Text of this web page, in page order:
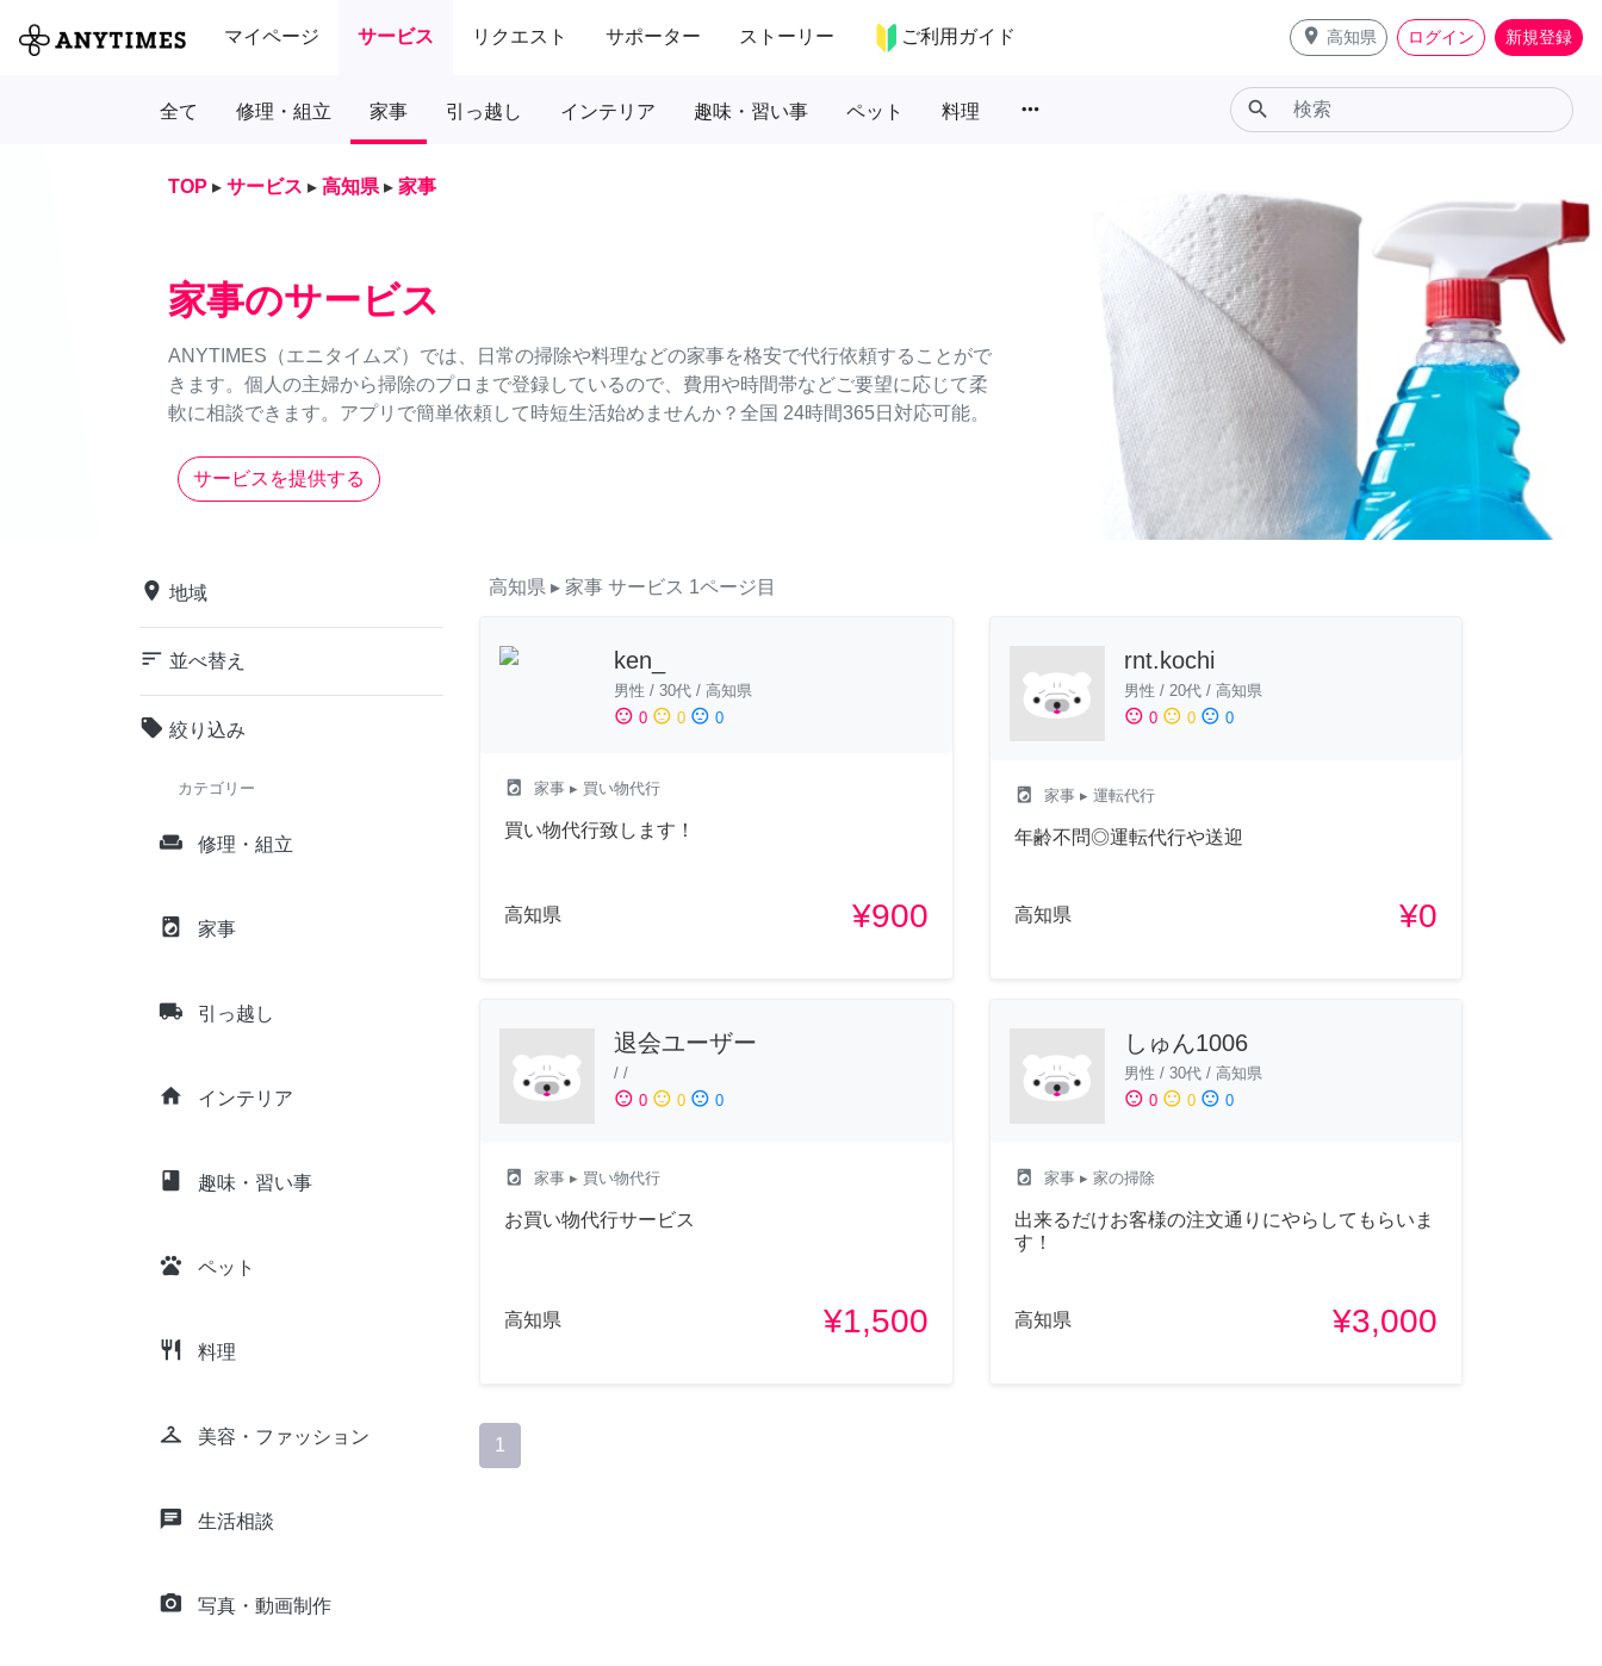
マイページ サービス リクエスト サポーター ストーリー ご利用ガイド place 高知県 ログイン 新規登録
全て 修理・組立 家事 引っ越し インテリア 趣味・習い事 ペット 料理 more_horiz search
TOP ▸ サービス ▸ 高知県 ▸ 家事
家事のサービス
ANYTIMES（エニタイムズ）では、日常の掃除や料理などの家事を格安で代行依頼することがで
きます。個人の主婦から掃除のプロまで登録しているので、費用や時間帯などご要望に応じて柔
軟に相談できます。アプリで簡単依頼して時短生活始めませんか？全国 24時間365日対応可能。
サービスを提供する
place 地域
sort 並べ替え
local_offer 絞り込み
カテゴリー
weekend 修理・組立
local_laundry_service 家事
local_shipping 引っ越し
home インテリア
class 趣味・習い事
pets ペット
restaurant 料理
checkroom 美容・ファッション
chat 生活相談
camera_alt 写真・動画制作
高知県 ▸ 家事 サービス 1ページ目
ken_
男性 / 30代 / 高知県
sentiment_satisfied 0 sentiment_neutral 0 sentiment_dissatisfied 0
local_laundry_service 家事 ▸ 買い物代行
買い物代行致します！
高知県 ¥900
rnt.kochi
男性 / 20代/ 高知県
sentiment_satisfied 0 sentiment_neutral 0 sentiment_dissatisfied 0
local_laundry_service 家事▸ 運転代行
年齢不問◎運転代行や送迎
高知県 ¥0
退会ユーザー
/ /
sentiment_satisfied 0 sentiment_neutral 0 sentiment_dissatisfied 0
local_laundry_service 家事 ▸ 買い物代行
お買い物代行サービス
高知県 ¥1,500
しゅん1006
男性 / 30代/ 高知県
sentiment_satisfied 0 sentiment_neutral 0 sentiment_dissatisfied 0
local_laundry_service 家事▸ 家の掃除
出来るだけお客様の注文通りにやらしてもらいま
す！
高知県 ¥3,000
1